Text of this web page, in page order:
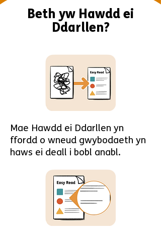
Beth yw Hawdd ei
Ddarllen?
Mae Hawdd ei Ddarllen yn
ffordd o wneud gwybodaeth yn
haws ei deall i bobl anabl.